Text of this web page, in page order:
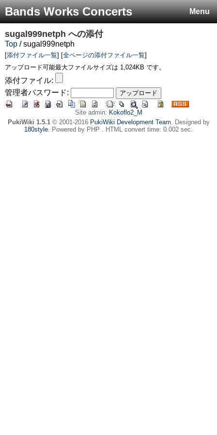
Menu
Bands Works Concerts
sugal999netph への添付
Top / sugal999netph
[添付ファイル一覧] [全ページの添付ファイル一覧]
アップロード可能最大ファイルサイズは 1,024KB です。
添付ファイル:
管理者パスワード:
Site admin: Kokoflo2_M
PukiWiki 1.5.1© 2001-2016 PukiWiki Development Team. Designed by
180style. Powered by PHP . HTML convert time: 0.002 sec.